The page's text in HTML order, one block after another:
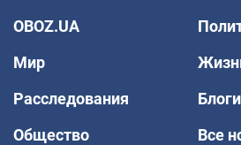
OBOZ.UA
Мир
Расследования
Блоги
Общество
Все